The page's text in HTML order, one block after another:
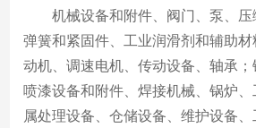
机械设备和附件、阀门、泵、压
弹簧和紧固件、工业润滑剂和辅助
动机、调速电机、传动设备、轴承；
喷漆设备和附件、焊接机械、锅炉
属处理设备、仓储设备、维护设备